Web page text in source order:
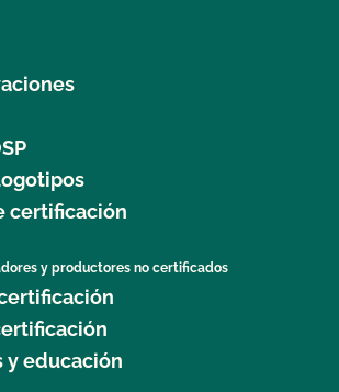
certificación
y productores no certificados
y educación